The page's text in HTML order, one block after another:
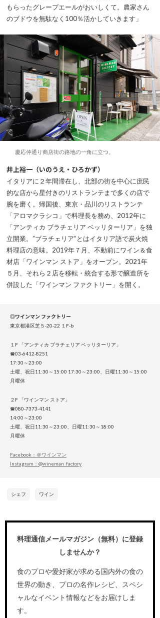
もらったグレープエールがおいしくて。農家さん
のブドウを無駄なく100％活かしていきます」
慶応仲通り商店街の路地の一角に立つ。
井上裕一（いのうえ・ひろかず）
イタリアに２年間滞在し、北部の街を中心に庶民
的な店から星付きのリストランテまで多くの店で
腕を磨く。帰国後、東京・品川のリストランテ
「アロマクラシコ」で料理長を務め、2012年に
「アンティカ ブラチェリア ベッリターリア」を独
立開業。”ブラチェリア”とはイタリア語で炭火焼
料理店の意味。2019年７月、不動前にワイン＆食
材店「ワインマン ストア」をオープン。2021年
５月、それら２店を移転・統合する形で醸造所を
併設した「ワインマン ファクトリー」を開く。
◎ワインマン ファクトリー
東京都港区芝５-20-22 １F-b
１F 「アンティカ ブラチェリア ベッリターリア」
☎03-6412-8251
17:30～23:00
土曜、祝日11:30～15:00 17:30～23:00、日曜11:30～15:00
月曜休
２F 「ワインマン ストア」
☎080-7373-4141
14:00～23:00
土曜、祝日11:30～23:00、日曜11:30～18:00
月曜休
Facebook：＠ワインマン
Instagram：@wineman_factory
シェフ ワイン
料理通信メールマガジン（無料）に登録
しませんか？
食のプロや愛好家が求める国内外の食の
世界の動き、プロの名作レシピ、スペシ
ャルなイベント情報などをお届けしま
す。